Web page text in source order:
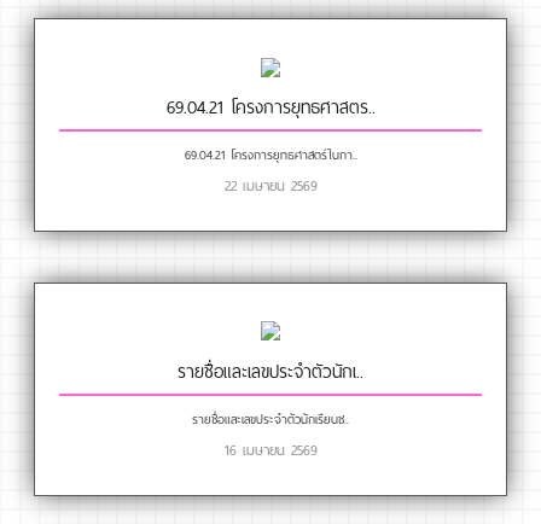
69.04.21 โครงการยุทธศาสตร..
69.04.21 โครงการยุทธศาสตร์ในกา..
22 เมษายน 2569
รายชื่อและเลขประจำตัวนักเ..
รายชื่อและเลขประจำตัวนักเรียนช..
16 เมษายน 2569